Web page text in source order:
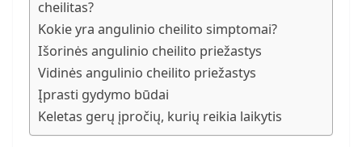
cheilitas?
Kokie yra angulinio cheilito simptomai?
Išorinės angulinio cheilito priežastys
Vidinės angulinio cheilito priežastys
Įprasti gydymo būdai
Keletas gerų įpročių, kurių reikia laikytis